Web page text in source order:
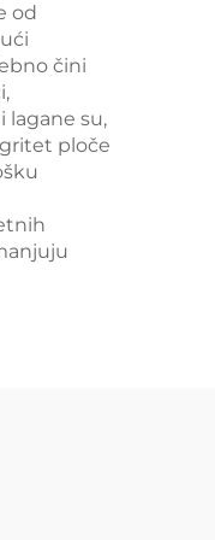
od
čini
lagane su,
ploče